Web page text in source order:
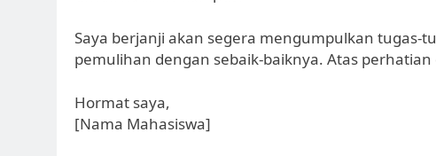
Saya berjanji akan segera mengumpulkan tugas-
pemulihan dengan sebaik-baiknya. Atas
Hormat saya,
[Nama Mahasiswa]